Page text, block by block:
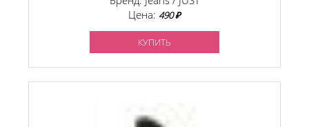
Цена: 490 ₽
КУПИТЬ